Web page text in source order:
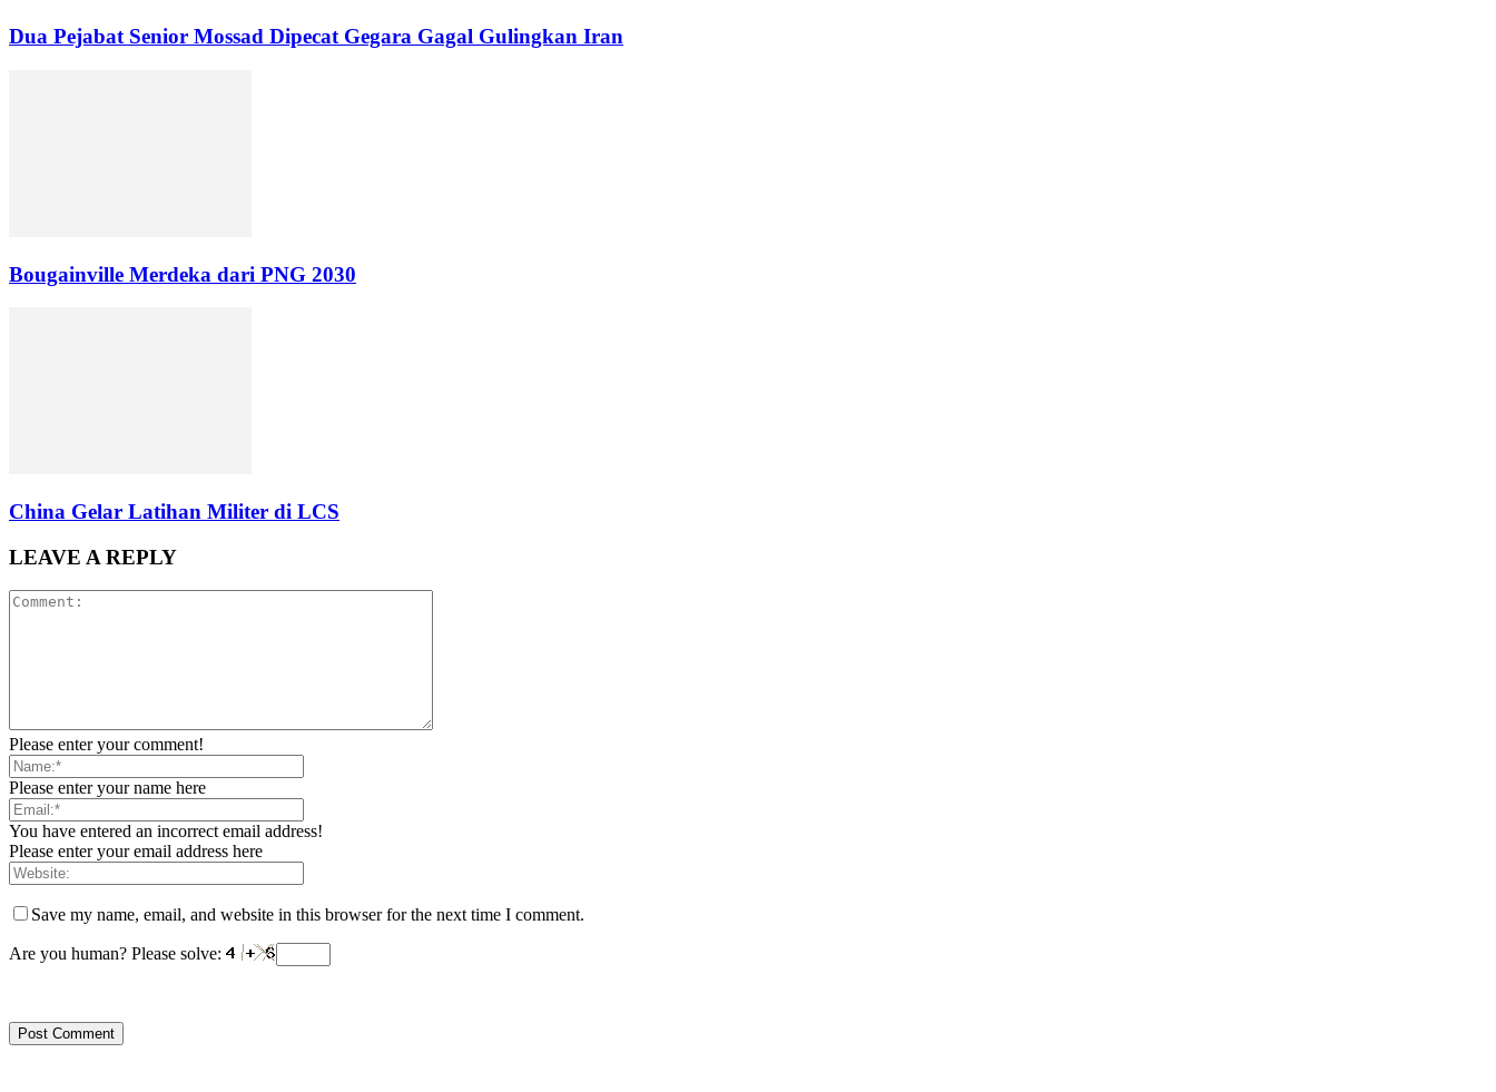
Dua Pejabat Senior Mossad Dipecat Gegara Gagal Gulingkan Iran
Bougainville Merdeka dari PNG 2030
China Gelar Latihan Militer di LCS
LEAVE A REPLY
Please enter your comment!
Please enter your name here
You have entered an incorrect email address!
Please enter your email address here
Save my name, email, and website in this browser for the next time I comment.
Are you human? Please solve: